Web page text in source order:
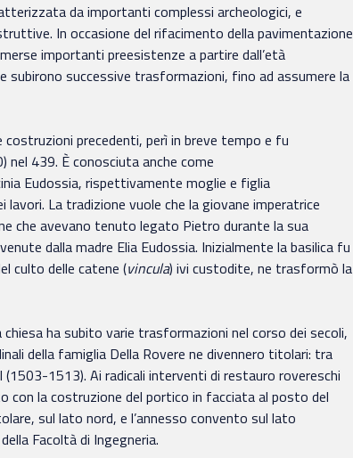
da importanti complessi archeologici, e
In occasione del rifacimento della pavimentazione
importanti preesistenze a partire dall’età
subirono successive trasformazioni, fino ad assumere la
precedenti, perì in breve tempo e fu
439. È conosciuta anche come
Eudossia, rispettivamente moglie e figlia
lavori. La tradizione vuole che la giovane imperatrice
che avevano tenuto legato Pietro durante la sua
dalla madre Elia Eudossia. Inizialmente la basilica fu
culto delle catene (vincula) ivi custodite, ne trasformò la
ha subito varie trasformazioni nel corso dei secoli,
della famiglia Della Rovere ne divennero titolari: tra
1513). Ai radicali interventi di restauro rovereschi
con la costruzione del portico in facciata al posto del
sul lato nord, e l’annesso convento sul lato
Facoltà di Ingegneria.